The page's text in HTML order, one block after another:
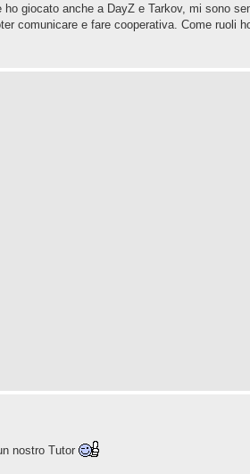
giocato anche a DayZ e Tarkov, mi sono
comunicare e fare cooperativa. Come ruoli
nostro Tutor